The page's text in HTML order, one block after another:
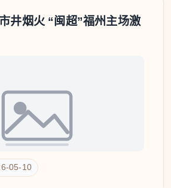
井烟火 “闽超”福州主场激
05-10